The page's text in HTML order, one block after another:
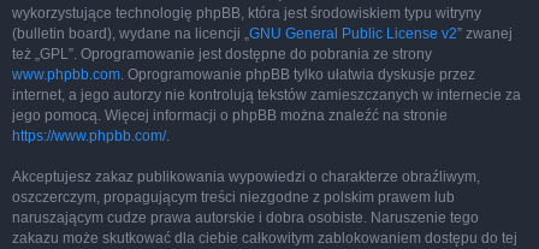
wykorzystujące technologię phpBB, która jest środowiskiem typu witryny
(bulletin board), wydane na licencji „GNU General Public License v2” zwanej
też „GPL”. Oprogramowanie jest dostępne do pobrania ze strony
www.phpbb.com. Oprogramowanie phpBB tylko ułatwia dyskusje przez
internet, a jego autorzy nie kontrolują tekstów zamieszczanych w internecie za
jego pomocą. Więcej informacji o phpBB można znaleźć na stronie
https://www.phpbb.com/.
Akceptujesz zakaz publikowania wypowiedzi o charakterze obraźliwym,
oszczerczym, propagującym treści niezgodne z polskim prawem lub
naruszającym cudze prawa autorskie i dobra osobiste. Naruszenie tego
zakazu może skutkować dla ciebie całkowitym zablokowaniem dostępu do tej